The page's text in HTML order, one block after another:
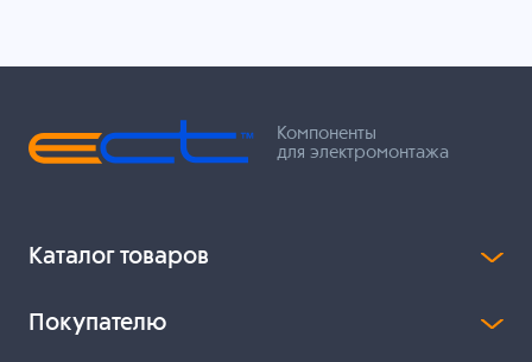
Компоненты
для электромонтажа
Каталог товаров
Покупателю